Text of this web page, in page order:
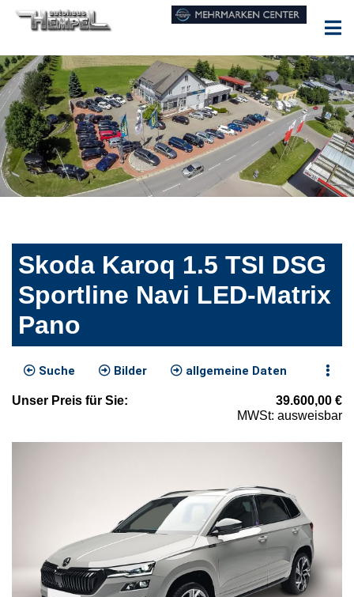
Skoda Karoq 1.5 TSI DSG
Sportline Navi LED-Matrix
Pano
Suche Bilder allgemeine Daten
Unser Preis für Sie: 39.600,00 €
MWSt: ausweisbar